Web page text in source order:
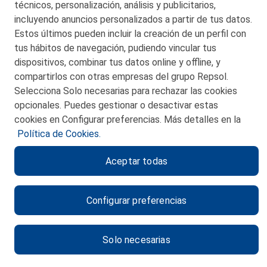
CONTACTO
MAPA WEB
POLITICA DE PRIVACIDAD
POLITICA DE COOKIES
CANAL DE ÉTICA
técnicos, personalización, análisis y publicitarios,
incluyendo anuncios personalizados a partir de tus datos.
Estos últimos pueden incluir la creación de un perfil con
tus hábitos de navegación, pudiendo vincular tus
dispositivos, combinar tus datos online y offline, y
compartirlos con otras empresas del grupo Repsol.
Selecciona Solo necesarias para rechazar las cookies
opcionales. Puedes gestionar o desactivar estas
cookies en Configurar preferencias. Más detalles en la
Política de Cookies.
Configurar preferencias
Solo necesarias
Aceptar todas